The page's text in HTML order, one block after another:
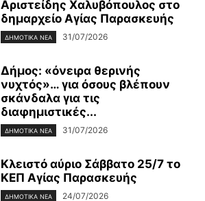
Αριστείδης Χαλυβόπουλος στο
δημαρχείο Αγίας Παρασκευής
ΔΗΜΟΤΙΚΑ ΝΕΑ 31/07/2026
Δήμος: «όνειρα θερινής
νυχτός»… για όσους βλέπουν
σκάνδαλα για τις
διαφημιστικές...
ΔΗΜΟΤΙΚΑ ΝΕΑ 31/07/2026
Κλειστό αύριο Σάββατο 25/7 το
ΚΕΠ Αγίας Παρασκευής
ΔΗΜΟΤΙΚΑ ΝΕΑ 24/07/2026